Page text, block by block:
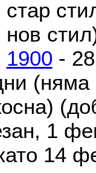
1900 -
1
14